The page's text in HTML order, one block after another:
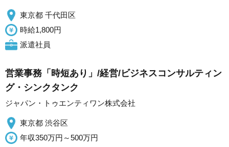
東京都 千代田区
時給1,800円
派遣社員
営業事務「時短あり」/経営/ビジネスコンサルティン
グ・シンクタンク
ジャパン・トゥエンティワン株式会社
東京都 渋谷区
年収350万円～500万円